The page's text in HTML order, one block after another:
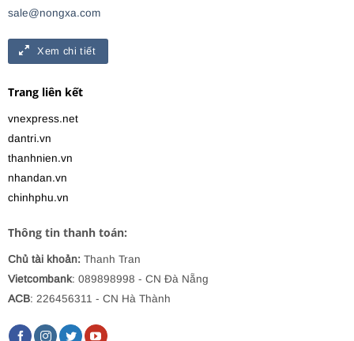
sale@nongxa.com
Xem chi tiết
Trang liên kết
vnexpress.net
dantri.vn
thanhnien.vn
nhandan.vn
chinhphu.vn
Thông tin thanh toán:
Chủ tài khoản: Thanh Tran
Vietcombank: 089898998 - CN Đà Nẵng
ACB: 226456311 - CN Hà Thành